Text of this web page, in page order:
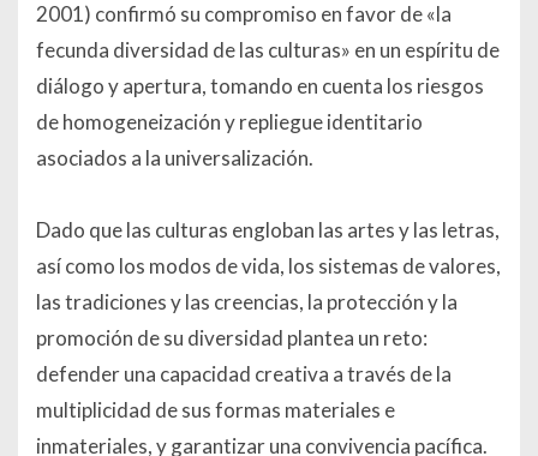
2001) confirmó su compromiso en favor de «la
fecunda diversidad de las culturas» en un espíritu de
diálogo y apertura, tomando en cuenta los riesgos
de homogeneización y repliegue identitario
asociados a la universalización.
Dado que las culturas engloban las artes y las letras,
así como los modos de vida, los sistemas de valores,
las tradiciones y las creencias, la protección y la
promoción de su diversidad plantea un reto:
defender una capacidad creativa a través de la
multiplicidad de sus formas materiales e
inmateriales, y garantizar una convivencia pacífica.